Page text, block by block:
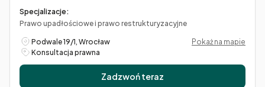
Specjalizacje:
Prawo upadłościowe i prawo restrukturyzacyjne
Podwale 19/1, Wrocław
Pokaż na mapie
Konsultacja prawna
Zadzwoń teraz